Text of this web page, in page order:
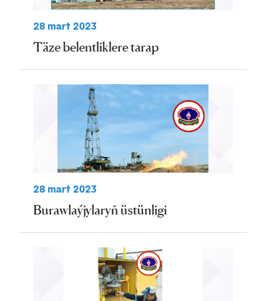
28 mart 2023
Täze belentliklere tarap
28 mart 2023
Burawlaýjylaryň üstünligi